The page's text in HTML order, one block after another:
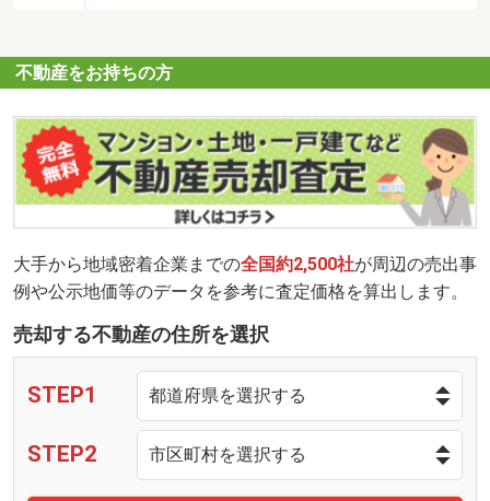
不動産をお持ちの方
大手から地域密着企業までの全国約2,500社が周辺の売出事
例や公示地価等のデータを参考に査定価格を算出します。
売却する不動産の住所を選択
STEP1
STEP2